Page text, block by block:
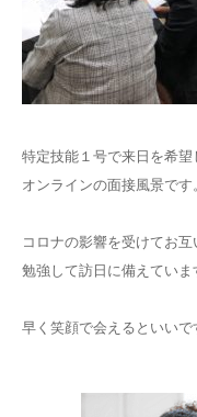
特定技能１号で来日を希
オンラインの面接風景です
コロナの影響を受けてお
勉強して訪日に備えていま
早く笑顔で会えるといいで